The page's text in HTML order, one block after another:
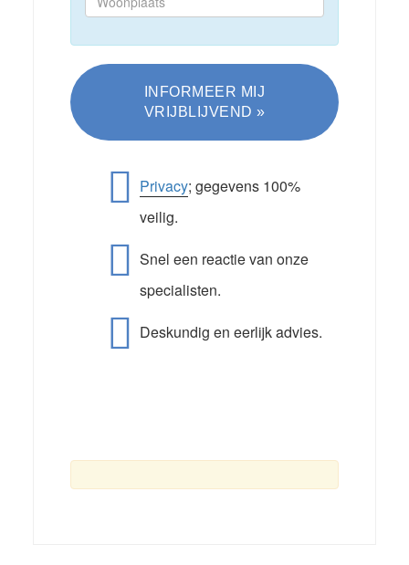
Privacy; gegevens 100%
veilig.
Snel een reactie van onze
specialisten.
Deskundig en eerlijk advies.